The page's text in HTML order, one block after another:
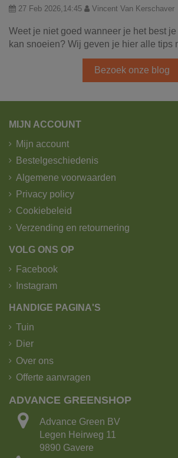
27 Feb 2026,14:45 Vincent Van Kerschaver
Weet je niet goed wanneer je het best
kan snoeien? Wij geven je hier alle tips
Bezoek onze blog
MIJN ACCOUNT
Mijn account
Bestelgeschiedenis
Algemene voorwaarden
Privacy policy
Cookiebeleid
Verzending en retournering
VOLG ONS OP
Facebook
Instagram
HANDIGE PAGINA'S
Tuin
Dier
Over ons
Offerte aanvragen
ADVANCE GREENSHOP
Advance Green BV
Legen Heirweg 11
9890 Gavere